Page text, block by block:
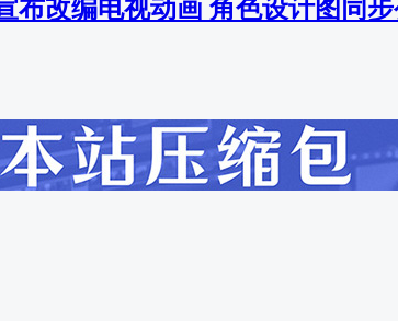
布改编电视动画 角色设计图同